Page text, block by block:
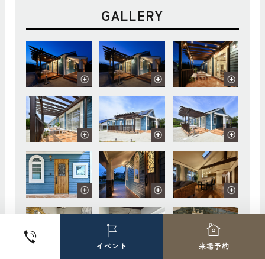
GALLERY